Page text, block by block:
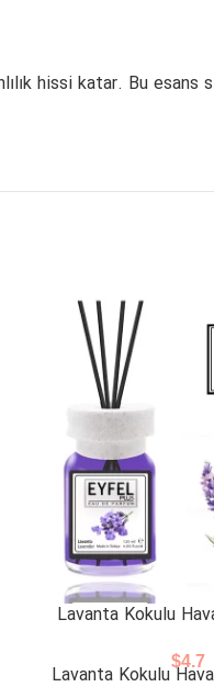
hissi katar. Bu
Lavanta Kokulu
$4.7
Lavanta Kokulu Hava